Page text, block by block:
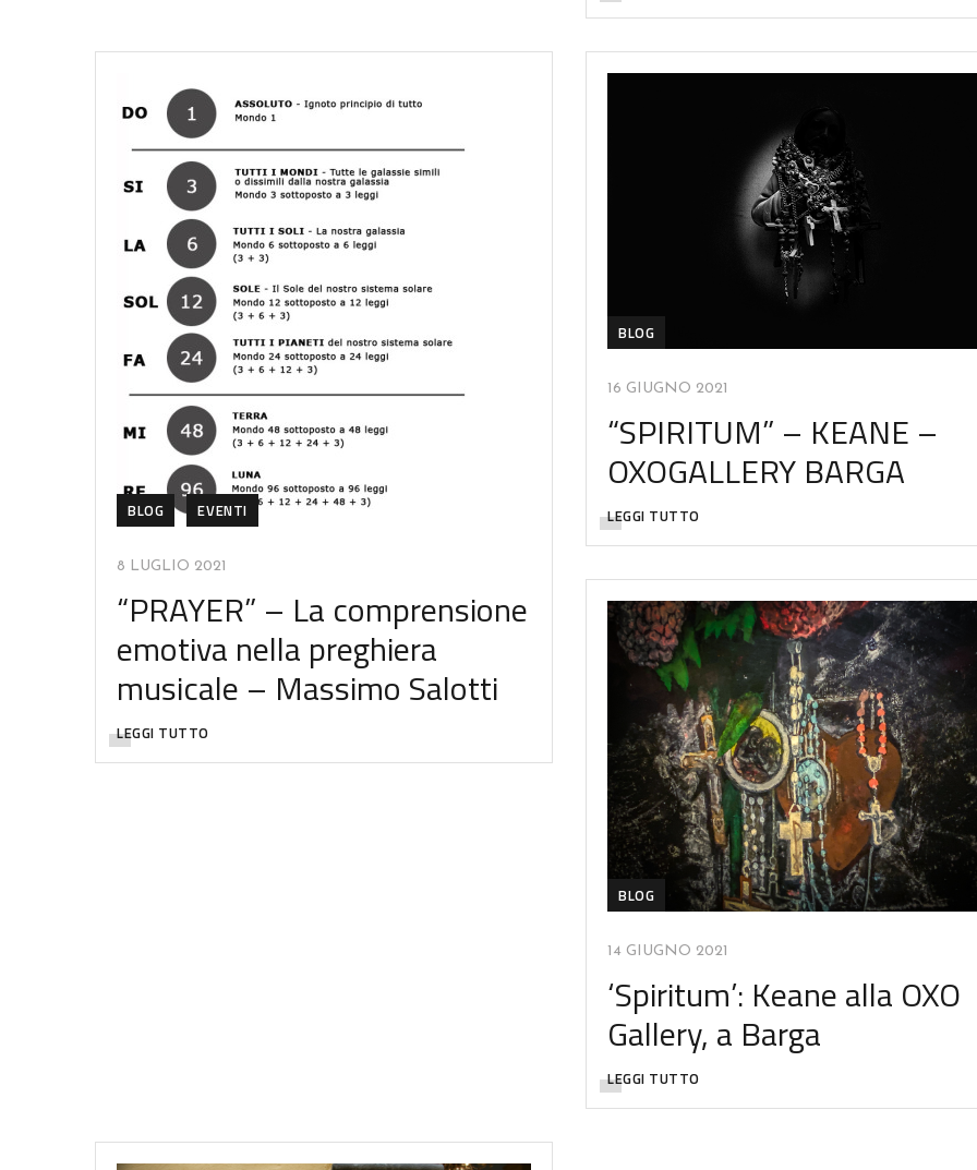
BLOG EVENTI
8 LUGLIO 2021
“PRAYER” – La comprensione
emotiva nella preghiera
musicale – Massimo Salotti
LEGGI TUTTO
BLOG
16 GIUGNO 2021
“SPIRITUM” – KEANE –
OXOGALLERY BARGA
LEGGI TUTTO
BLOG
14 GIUGNO 2021
‘Spiritum’: Keane alla OXO
Gallery, a Barga
LEGGI TUTTO